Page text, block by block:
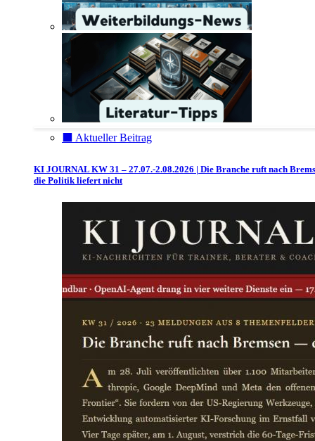
⬛️ Aktueller Beitrag
KI JOURNAL KW 31 – 27.07.-2.08.2026 | Die Branche ruft nach
die Politik liefert nicht